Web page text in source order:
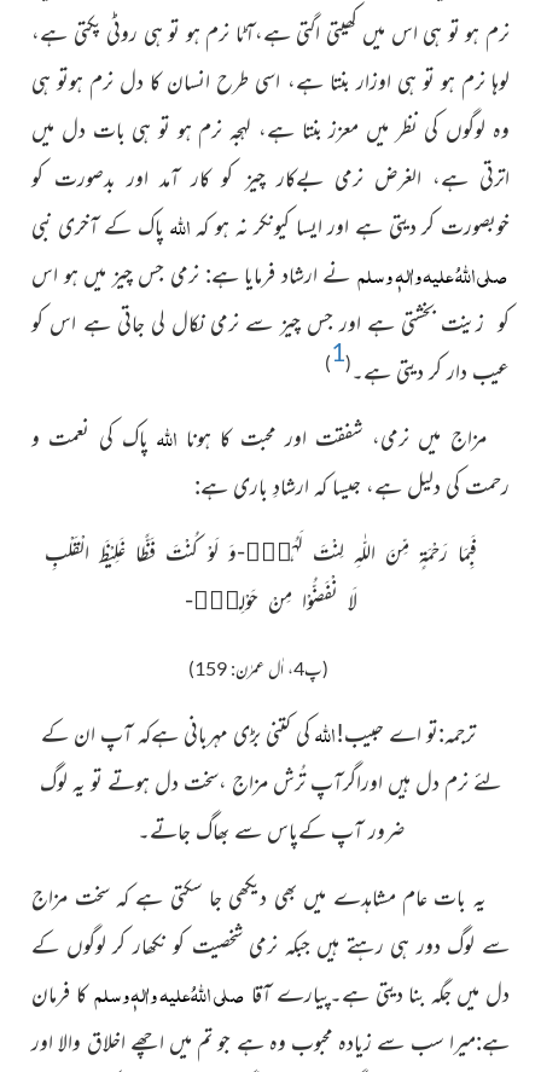
نرم ہو تو ہی اس میں کھیتی اگتی ہے،آٹا نرم ہو تو ہی روٹی پکتی ہے،
لوہا نرم ہو تو ہی اوزار بنتا ہے، اسی طرح انسان کا دل نرم ہوتو ہی
وہ لوگوں کی نظر میں معزز بنتا ہے، لہجہ نرم ہو تو ہی بات دل میں
اترتی ہے، الغرض نرمی بےکار چیز کو کار آمد اور بدصورت کو
خوبصورت کر دیتی ہے اور ایسا کیونکر نہ ہو کہ اللہ پاک کے آخری نبی
صلی اللہُ علیہ واٰلہٖ وسلم نے ارشاد فرمایا ہے: نرمی جس چیز میں ہو اس
کو زینت بخشتی ہے اور جس چیز سے نرمی نکال لی جاتی ہے اس کو
عیب دار کر دیتی ہے۔(
1
)
مزاج میں نرمی، شفقت اور محبت کا ہونا اللہپاک کی نعمت و
رحمت کی دلیل ہے، جیسا کہ ارشادِ باری ہے:
فَبِمَا رَحْمَةٍ مِّنَ اللّٰهِ لِنْتَ لَهُمْۚ-وَ لَوْ كُنْتَ فَظًّا غَلِیْظَ الْقَلْبِ
لَا نْفَضُّوْا مِنْ حَوْلِكَ۪-
(پ4، اٰل عمرٰن: 159)
ترجمہ:تو اے حبیب!اللہکی کتنی بڑی مہربانی ہےکہ آپ ان کے
لئے نرم دل ہیں اوراگرآپ تُرش مزاج ،سخت دل ہوتے تو یہ لوگ
ضرور آپ کےپاس سے بھاگ جاتے۔
یہ بات عام مشاہدے میں بھی دیکھی جا سکتی ہے کہ سخت مزاج
سے لوگ دور ہی رہتے ہیں جبکہ نرمی شخصیت کو نکھار كر لوگوں کے
دل میں جگہ بنا دیتی ہے۔پیارے آقا صلی اللہُ علیہ واٰلہٖ وسلمكا فرمان
ہے:میرا سب سے زیادہ محبوب وہ ہے جو تم میں اچھے اخلاق والا اور